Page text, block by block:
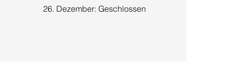
26. Dezember: Geschlossen